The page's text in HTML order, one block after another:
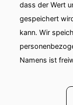
dass der Wert
gespeichert
kann. Wir
Namens ist